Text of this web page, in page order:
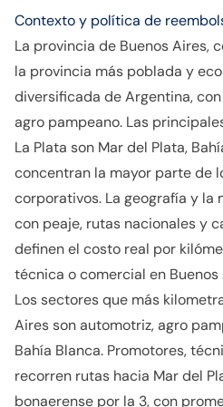
Contexto y política de
La provincia de Buenos Aires,
la provincia más poblada y
diversificada de Argentina,
agro pampeano. Las
La Plata son Mar del Plata,
concentran la mayor parte de
corporativos. La geografía y la
con peaje, rutas nacionales y
definen el costo real por
técnica o comercial en Buenos
Los sectores que más
Aires son automotriz, agro
Bahía Blanca. Promotores,
recorren rutas hacia Mar del
bonaerense por la 3, con